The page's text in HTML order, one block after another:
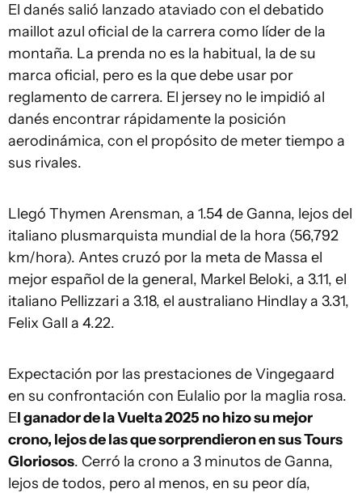
El danés salió lanzado ataviado con el debatido
maillot azul oficial de la carrera como líder de la
montaña. La prenda no es la habitual, la de su
marca oficial, pero es la que debe usar por
reglamento de carrera. El jersey no le impidió al
danés encontrar rápidamente la posición
aerodinámica, con el propósito de meter tiempo a
sus rivales.
Llegó Thymen Arensman, a 1.54 de Ganna, lejos del
italiano plusmarquista mundial de la hora (56,792
km/hora). Antes cruzó por la meta de Massa el
mejor español de la general, Markel Beloki, a 3.11, el
italiano Pellizzari a 3.18, el australiano Hindlay a 3.31,
Felix Gall a 4.22.
Expectación por las prestaciones de Vingegaard
en su confrontación con Eulalio por la maglia rosa.
El ganador de la Vuelta 2025 no hizo su mejor
crono, lejos de las que sorprendieron en sus Tours
Gloriosos. Cerró la crono a 3 minutos de Ganna,
lejos de todos, pero al menos, en su peor día,